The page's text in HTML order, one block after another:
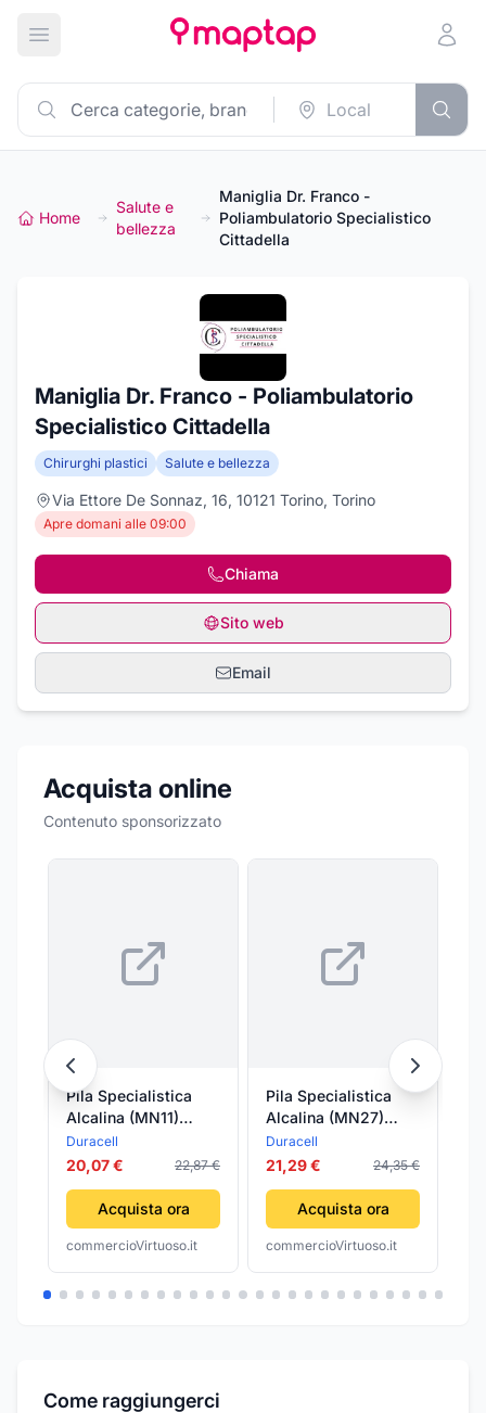
Apri menu principale
Home
Salute e
bellezza
Maniglia Dr. Franco -
Poliambulatorio Specialistico
Cittadella
Maniglia Dr. Franco - Poliambulatorio
Specialistico Cittadella
Chirurghi plastici Salute e bellezza
Via Ettore De Sonnaz, 16, 10121 Torino, Torino
Apre domani alle 09:00
Chiama
Sito web
Email
Acquista online
Contenuto sponsorizzato
Pila Specialistica
Alcalina (MN11)
Duracell 10 Blister
Duracell
20,07 € 22,87 €
Acquista ora
commercioVirtuoso.it
Pila Specialistica
Alcalina (MN27)
Duracell 10 Blister
Duracell
21,29 € 24,35 €
Acquista ora
commercioVirtuoso.it
Come raggiungerci